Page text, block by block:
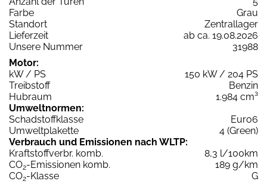
Farbe
Grau
Standort
Zentrallager
Lieferzeit
ab ca. 19.08.2026
Unsere Nummer
31988
Motor:
kW / PS
150 kW / 204 PS
Treibstoff
Benzin
Hubraum
1.984 cm³
Umweltnormen:
Schadstoffklasse
Euro6
Umweltplakette
4 (Green)
Verbrauch und Emissionen nach WLTP:
Kraftstoffverbr. komb.
8,3 l/100km
CO2-Emissionen komb.
189 g/km
CO2-Klasse
G